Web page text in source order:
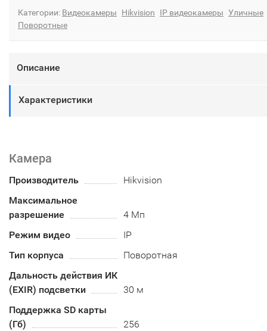
Категории: Видеокамеры Hikvision IP видеокамеры Уличные
Поворотные
Описание
Характеристики
Камера
Производитель
Hikvision
Максимальное
разрешение
4 Мп
Режим видео
IP
Тип корпуса
Поворотная
Дальность действия ИК
(EXIR) подсветки
30 м
Поддержка SD карты
(Гб)
256